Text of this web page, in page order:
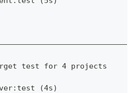
test for 4 projects
(4s)